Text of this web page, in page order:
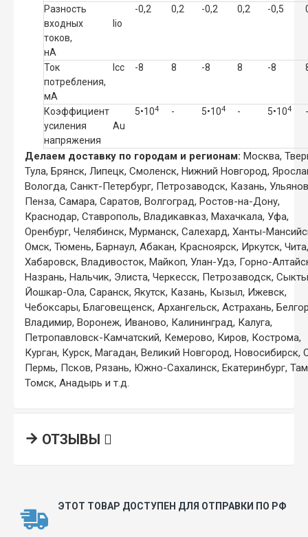
Разность
входных
токов,
нА
Iio
-0,2 0,2 -0,2 0,2 -0,5
Ток
потребления,
мА
Icc -8 8 -8 8 -8
Коэффициент
усиления
напряжения
Аu
5•104 - 5•104 - 5•104 -
Делаем доставку по городам и регионам: Москва,
Тула, Брянск, Липецк, Смоленск, Нижний Новгород,
Вологда, Санкт-Петербург, Петрозаводск, Казань,
Пенза, Самара, Саратов, Волгоград, Ростов-на-Дону,
Краснодар, Ставрополь, Владикавказ, Махачкала, Уфа,
Оренбург, Челябинск, Мурманск, Салехард, Ханты-
Омск, Тюмень, Барнаул, Абакан, Красноярск, Иркутск, Чита,
Хабаровск, Владивосток, Майкоп, Улан-Удэ, Горно-
Назрань, Нальчик, Элиста, Черкесск, Петрозаводск,
Йошкар-Ола, Саранск, Якутск, Казань, Кызыл, Ижевск,
Чебоксары, Благовещенск, Архангельск, Астрахань,
Владимир, Воронеж, Иваново, Калининград, Калуга,
Петропавловск-Камчатский, Кемерово, Киров, Кострома,
Курган, Курск, Магадан, Великий Новгород, Новосибирск,
Пермь, Псков, Рязань, Южно-Сахалинск, Екатеринбург,
Томск, Анадырь и т.д.
ОТЗЫВЫ
ЭТОТ ТОВАР ДОСТУПЕН ДЛЯ ОТПРАВКИ ПО РФ